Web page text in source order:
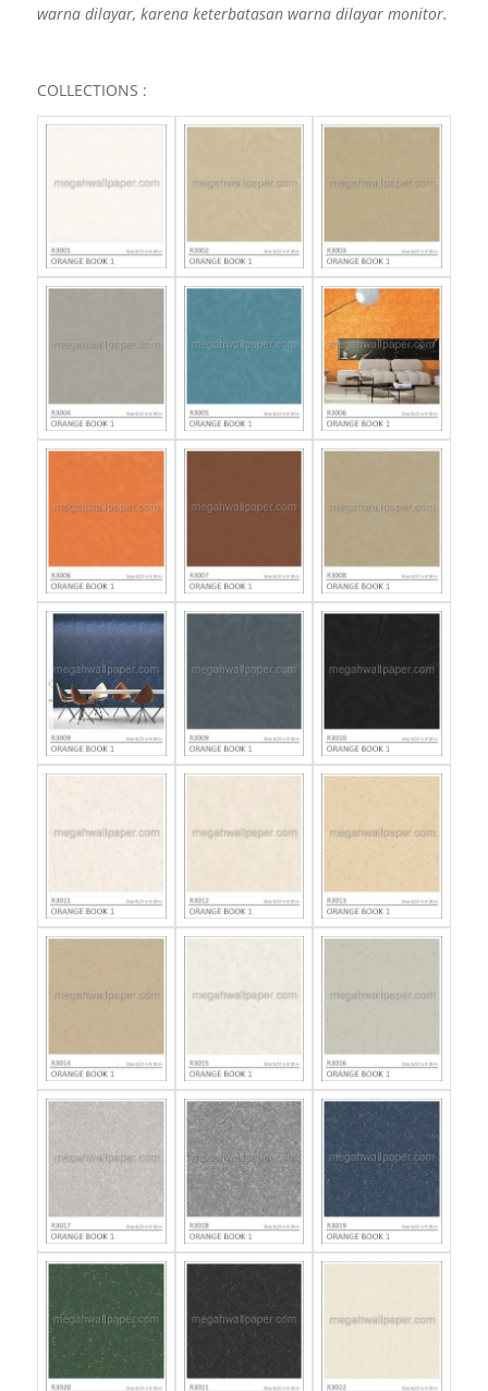
warna dilayar, karena keterbatasan warna dilayar monitor.
COLLECTIONS :